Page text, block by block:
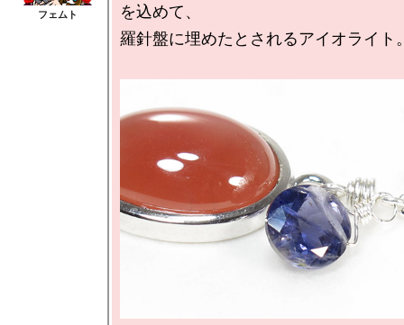
を込めて、
羅針盤に埋めたとされるアイオライト